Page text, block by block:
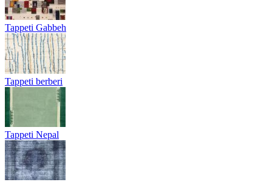
Tappeti Gabbeh
Tappeti berberi
Tappeti Nepal